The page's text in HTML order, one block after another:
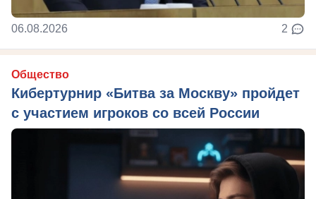
06.08.2026 2
Общество
Кибертурнир «Битва за Москву» пройдет
с участием игроков со всей России